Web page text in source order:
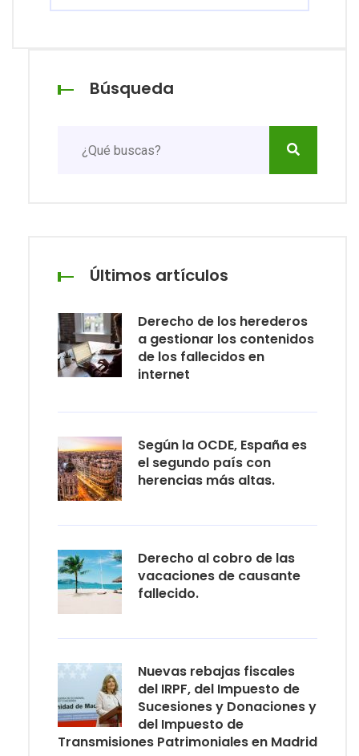
Búsqueda
Últimos artículos
Derecho de los herederos
a gestionar los contenidos
de los fallecidos en
internet
Según la OCDE, España es
el segundo país con
herencias más altas.
Derecho al cobro de las
vacaciones de causante
fallecido.
Nuevas rebajas fiscales
del IRPF, del Impuesto de
Sucesiones y Donaciones y
del Impuesto de
Transmisiones Patrimoniales en Madrid